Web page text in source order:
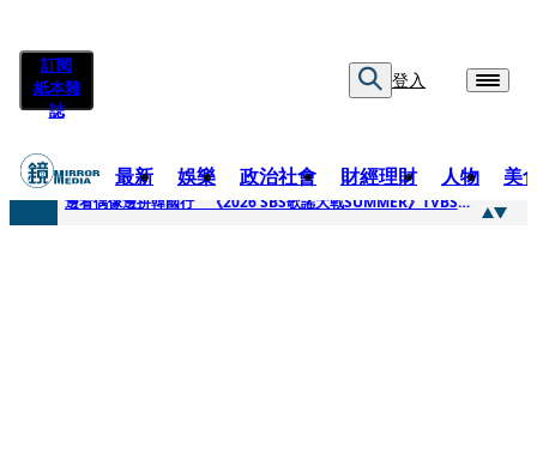
訂閱
紙本雜
誌
登入
最新 娛樂 政治社會 財經理財 人物 美
快訊
邊看偶像邊拚韓國行 《2026 SBS歌謠大戰SUMMER》TVBS直播祭追星福利